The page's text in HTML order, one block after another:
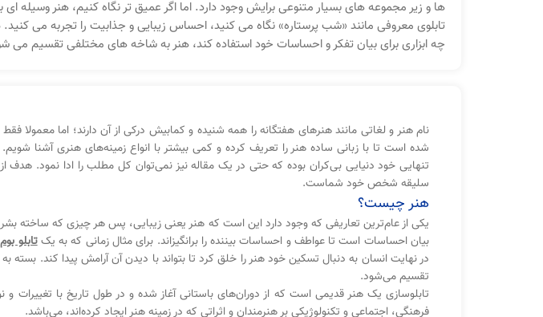
ها و زیر مجموعه‌ های بسیار متنوعی برایش وجود دارد. اما اگر عمیق‌ تر نگاه کنیم، هنر وسیله‌
تابلوی معروفی مانند «شب پرستاره» نگاه می‌ کنید، احساس زیبایی و جذابیت را تجربه می‌ کنید.
چه ابزاری برای بیان تفکر و احساسات خود استفاده کند، هنر به شاخه‌ های مختلفی تقسیم می‌
نام هنر و لغاتی مانند هنرهای هفتگانه را همه شنیده و کمابیش درکی از آن دارند؛ اما
شده است تا با زبانی ساده هنر را تعریف کرده و کمی بیشتر با انواع زمینه‌های هنری آشنا
تنهایی خود دنیایی بی‌کران بوده که حتی در یک مقاله نیز نمی‌توان کل مطلب را ادا نمود.
سلیقه شخص خود شماست.
هنر چیست؟
یکی از عام‌ترین تعاریفی که وجود دارد این است که هنر یعنی زیبایی، پس هر چیزی که ساخته بشر
بیان احساسات است تا عواطف و احساسات بیننده را برانگیزاند. برای مثال زمانی که به یکتابلو
در نهایت انسان به دنبال تسکین خود هنر را خلق کرد تا بتواند با دیدن آن آرامش پیدا کند. بسته
تقسیم می‌شود.
تابلوسازی یک هنر قدیمی است که از دوران‌های باستانی آغاز شده و در طول تاریخ با تغییرات
فرهنگی، اجتماعی و تکنولوژیکی بر هنرمندان و اثراتی که در زمینه هنر ایجاد کرده‌اند، می‌باشد.